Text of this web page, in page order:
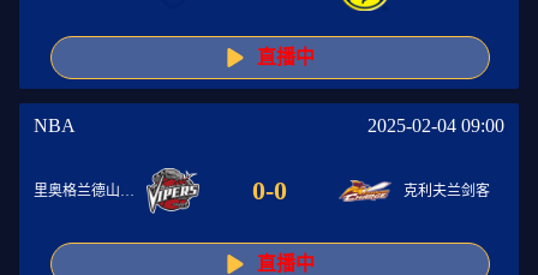
直播中
NBA 2025-02-04 09:00
0-0 克利夫兰剑客
直播中